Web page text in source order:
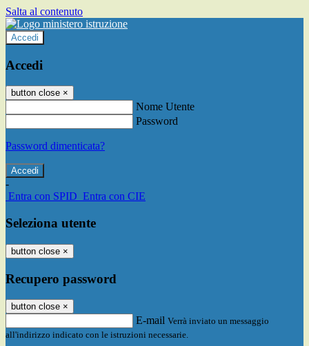
Salta al contenuto
Accedi
Accedi
button close ×
Nome Utente
Password
Password dimenticata?
-
Entra con SPID Entra con CIE
Seleziona utente
button close ×
Recupero password
button close ×
E-mail Verrà inviato un messaggio
all'indirizzo indicato con le istruzioni necessarie.